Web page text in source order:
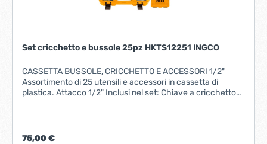
Set cricchetto e bussole 25pz HKTS12251 INGCO
CASSETTA BUSSOLE, CRICCHETTO E ACCESSORI 1/2"
Assortimento di 25 utensili e accessori in cassetta di
plastica. Attacco 1/2" Inclusi nel set: Chiave a cricchetto
Presa per candele 2 pezzi: 16 mm e 21 mm 1 pezzo 1/2 "*
75,00 €